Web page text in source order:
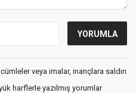
veya imalar, inançlara saldırı
harflerle yazılmış yorumlar